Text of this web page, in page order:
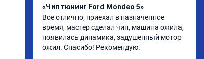
«Чип тюнинг Ford Mondeo 5»
Все отлично, приехал в назначенное
время, мастер сделал чип, машина ожила,
появилась динамика, задушенный мотор
ожил. Спасибо! Рекомендую.